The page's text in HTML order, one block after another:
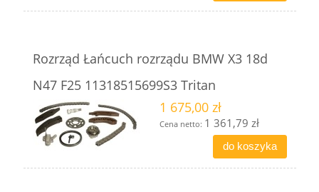
Rozrząd Łańcuch rozrządu BMW X3 18d
N47 F25 11318515699S3 Tritan
1 675,00 zł
Cena netto: 1 361,79 zł
do koszyka